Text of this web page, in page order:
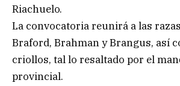
Riachuelo.
La convocatoria reunirá a las
Braford, Brahman y Brangus, así
criollos, tal lo resaltado por el
provincial.